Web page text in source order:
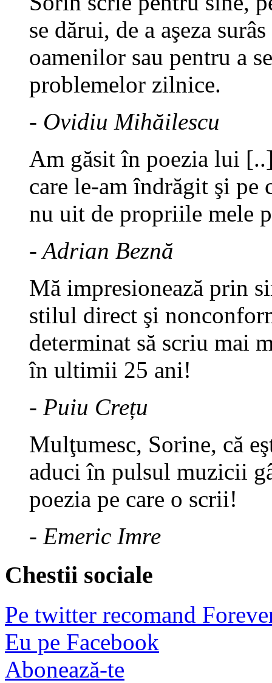
se dărui, de a aşeza
oamenilor sau pentru a
problemelor zilnice.
- Ovidiu Mihăilescu
Am găsit în poezia lui
care le-am îndrăgit şi pe
nu uit de propriile mele
- Adrian Beznă
Mă impresionează prin
stilul direct şi
determinat să scriu mai
în ultimii 25 ani!
- Puiu Crețu
Mulţumesc, Sorine, că
aduci în pulsul muzicii
poezia pe care o scrii!
- Emeric Imre
Chestii sociale
Pe twitter recomand
Eu pe Facebook
Abonează-te